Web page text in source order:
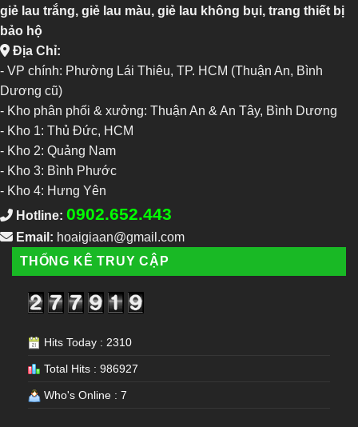
giẻ lau trắng, giẻ lau màu, giẻ lau không bụi, trang thiết bị
bảo hộ
Địa Chỉ:
- VP chính: Phường Lái Thiêu, TP. HCM (Thuận An, Bình
Dương cũ)
- Kho phân phối & xưởng: Thuận An & An Tây, Bình Dương
- Kho 1: Thủ Đức, HCM
- Kho 2: Quảng Nam
- Kho 3: Bình Phước
- Kho 4: Hưng Yên
Hotline: 0902.652.443
Email: hoaigiaan@gmail.com
THỐNG KÊ TRUY CẬP
Hits Today : 2310
Total Hits : 986927
Who's Online : 7